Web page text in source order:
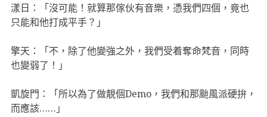
漾日：「沒可能！就算那傢伙有音樂，憑我們四個，竟也
只能和他打成平手？」
擎天：「不，除了他變強之外，我們受着奪命梵音，同時
也變弱了！」
凱旋門：「所以為了做靚個Demo，我們和那颱風派硬拚，
而應該……」